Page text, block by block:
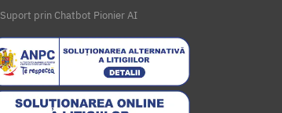
Suport prin Chatbot Pionier AI